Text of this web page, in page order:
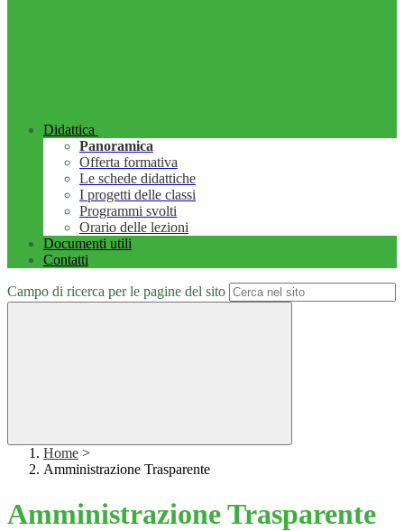
Didattica
Panoramica
Offerta formativa
Le schede didattiche
I progetti delle classi
Programmi svolti
Orario delle lezioni
Documenti utili
Contatti
Campo di ricerca per le pagine del sito
Home >
Amministrazione Trasparente
Amministrazione Trasparente